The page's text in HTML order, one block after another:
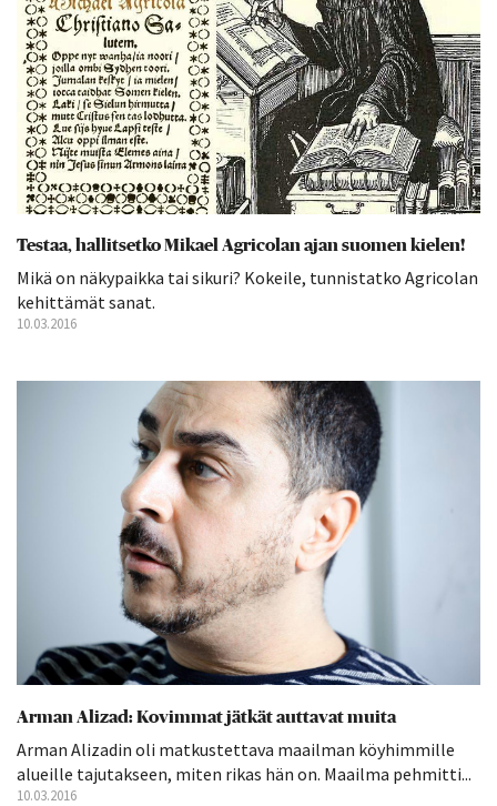
Testaa, hallitsetko Mikael Agricolan ajan suomen kielen!
Mikä on näkypaikka tai sikuri? Kokeile, tunnistatko Agricolan
kehittämät sanat.
10.03.2016
Arman Alizad: Kovimmat jätkät auttavat muita
Arman Alizadin oli matkustettava maailman köyhimmille
alueille tajutakseen, miten rikas hän on. Maailma pehmitti...
10.03.2016